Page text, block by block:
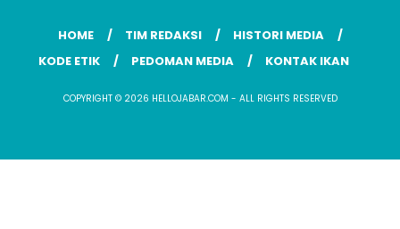
HOME TIM REDAKSI
HISTORI MEDIA
KODE ETIK
PEDOMAN MEDIA KONTAK IKAN
COPYRIGHT © 2026 HELLOJABAR.COM - ALL RIGHTS RESERVED